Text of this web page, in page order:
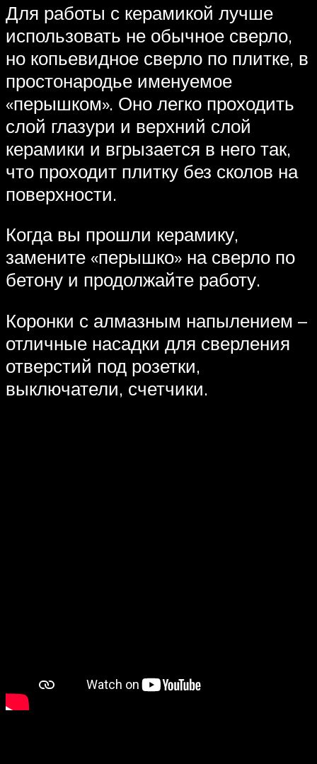
Для работы с керамикой лучше
использовать не обычное сверло,
но копьевидное сверло по плитке, в
простонародье именуемое
«перышком». Оно легко проходить
слой глазури и верхний слой
керамики и вгрызается в него так,
что проходит плитку без сколов на
поверхности.
Когда вы прошли керамику,
замените «перышко» на сверло по
бетону и продолжайте работу.
Коронки с алмазным напылением –
отличные насадки для сверления
отверстий под розетки,
выключатели, счетчики.